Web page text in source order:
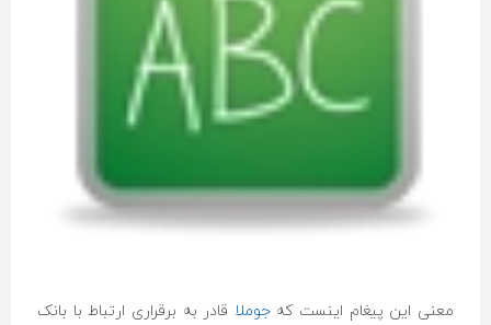
معنی این پیغام اینست کهجوملا قادر به برقراری ارتباط با بانک